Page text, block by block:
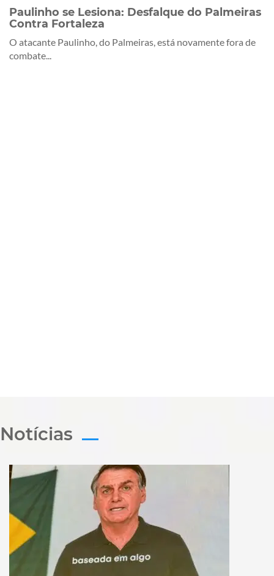
Paulinho se Lesiona: Desfalque do Palmeiras
Contra Fortaleza
O atacante Paulinho, do Palmeiras, está novamente fora de
combate...
Notícias